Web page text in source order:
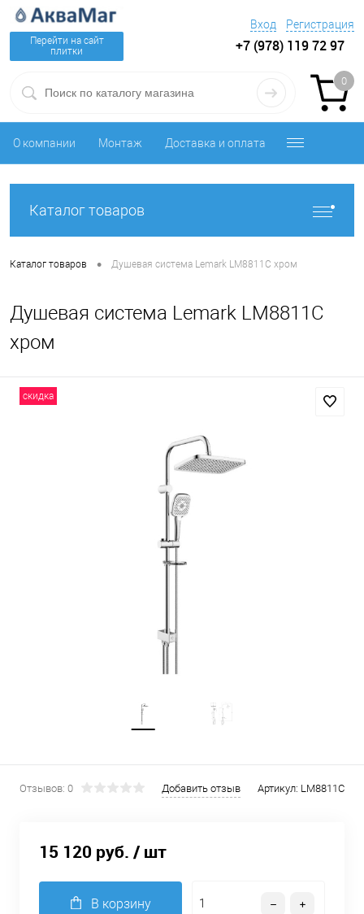
Перейти на сайт
плитки
Вход Регистрация
+7 (978) 119 72 97
0
О компании Монтаж Доставка и оплата
Каталог товаров
Каталог товаров • Душевая система Lemark LM8811C хром
Душевая система Lemark LM8811C
хром
скидка
Отзывов: 0 Добавить отзыв Артикул: LM8811C
15 120 руб. / шт
В корзину